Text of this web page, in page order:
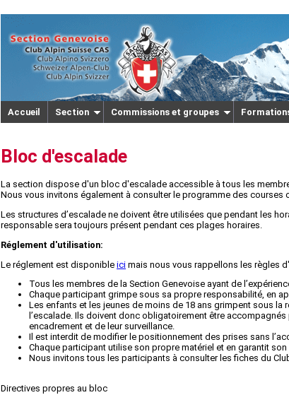
Accueil Section Commissions et groupes
Bloc d'escalade
La section dispose d'un bloc d'escalade accessible à tous les
Nous vous invitons également à consulter le programme des
Les structures d’escalade ne doivent être utilisées que pendant les
responsable sera toujours présent pendant ces plages horaires.
Réglement d'utilisation:
Le réglement est disponible ici mais nous vous rappellons les règles
Tous les membres de la Section Genevoise ayant de
Chaque participant grimpe sous sa propre responsabilité, en
Les enfants et les jeunes de moins de 18 ans grimpent sous
l’escalade. Ils doivent donc obligatoirement être
encadrement et de leur surveillance.
Il est interdit de modifier le positionnement des prises sans
Chaque participant utilise son propre matériel et en garantit
Nous invitons tous les participants à consulter les fiches du
Directives propres au bloc